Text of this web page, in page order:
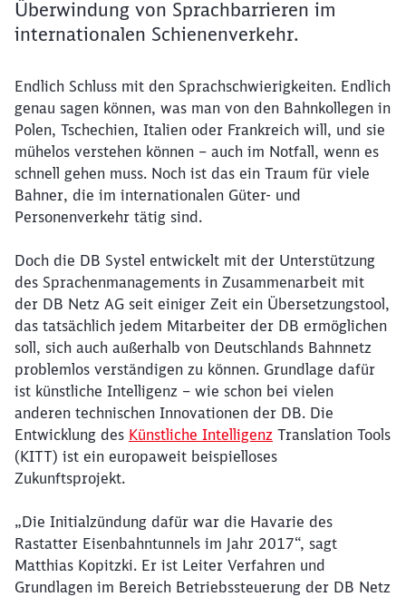
Überwindung von Sprachbarrieren im
internationalen Schienenverkehr.
Endlich Schluss mit den Sprachschwierigkeiten. Endlich
genau sagen können, was man von den Bahnkollegen in
Polen, Tschechien, Italien oder Frankreich will, und sie
mühelos verstehen können – auch im Notfall, wenn es
schnell gehen muss. Noch ist das ein Traum für viele
Bahner, die im internationalen Güter- und
Personenverkehr tätig sind.
Doch die DB Systel entwickelt mit der Unterstützung
des Sprachenmanagements in Zusammenarbeit mit
der DB Netz AG seit einiger Zeit ein Übersetzungstool,
das tatsächlich jedem Mitarbeiter der DB ermöglichen
soll, sich auch außerhalb von Deutschlands Bahnnetz
problemlos verständigen zu können. Grundlage dafür
ist künstliche Intelligenz – wie schon bei vielen
anderen technischen Innovationen der DB. Die
Entwicklung des Künstliche Intelligenz Translation Tools
(KITT) ist ein europaweit beispielloses
Zukunftsprojekt.
„Die Initialzündung dafür war die Havarie des
Rastatter Eisenbahntunnels im Jahr 2017“, sagt
Matthias Kopitzki. Er ist Leiter Verfahren und
Grundlagen im Bereich Betriebssteuerung der DB Netz